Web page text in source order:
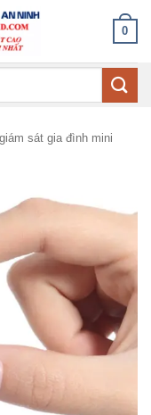
0
sát gia đình mini